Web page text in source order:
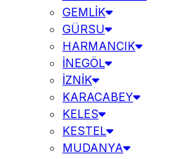
GEMLİK
GÜRSU
HARMANCIK
İNEGÖL
İZNİK
KARACABEY
KELES
KESTEL
MUDANYA